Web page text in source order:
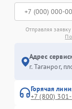
Отправляя
Адрес
г. Таганрог,
Горячая
+7 (800)